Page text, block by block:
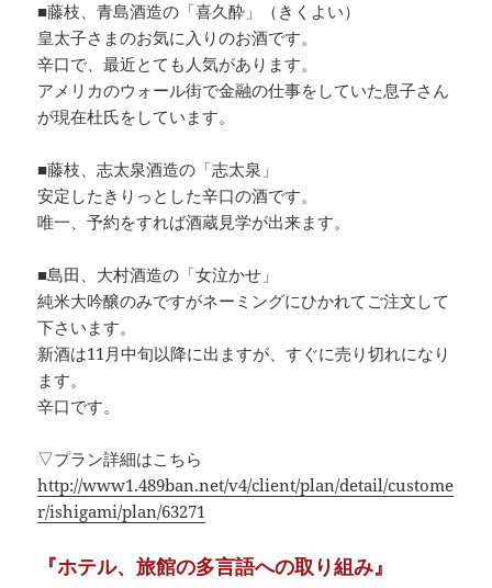
■藤枝、青島酒造の「喜久酔」（きくよい）
皇太子さまのお気に入りのお酒です。
辛口で、最近とても人気があります。
アメリカのウォール街で金融の仕事をしていた息子さん
が現在杜氏をしています。
■藤枝、志太泉酒造の「志太泉」
安定したきりっとした辛口の酒です。
唯一、予約をすれば酒蔵見学が出来ます。
■島田、大村酒造の「女泣かせ」
純米大吟醸のみですがネーミングにひかれてご注文して
下さいます。
新酒は11月中旬以降に出ますが、すぐに売り切れになり
ます。
辛口です。
▽プラン詳細はこちら
http://www1.489ban.net/v4/client/plan/detail/custome
r/ishigami/plan/63271
『ホテル、旅館の多言語への取り組み』